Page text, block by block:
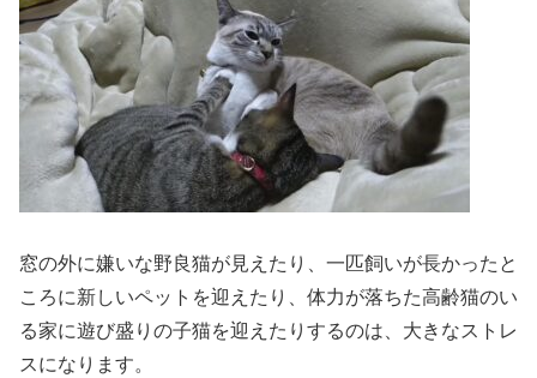
窓の外に嫌いな野良猫が見えたり、一匹飼いが長かったと
ころに新しいペットを迎えたり、体力が落ちた高齢猫のい
る家に遊び盛りの子猫を迎えたりするのは、大きなストレ
スになります。